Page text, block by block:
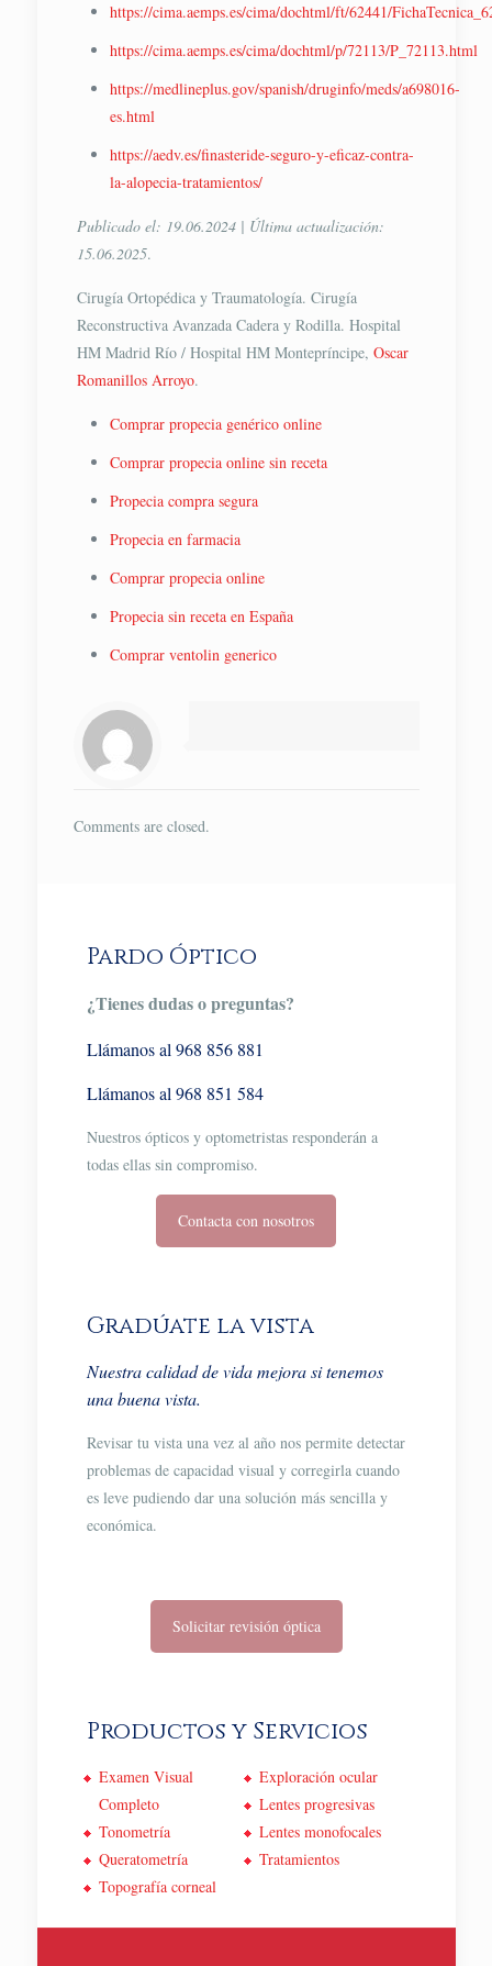
https://cima.aemps.es/cima/dochtml/ft/62441/
https://cima.aemps.es/cima/dochtml/p/72113/P_72113.html
https://medlineplus.gov/spanish/druginfo/meds/a698016-
es.html
https://aedv.es/finasteride-seguro-y-eficaz-contra-
la-alopecia-tratamientos/
Publicado el: 19.06.2024 | Última actualización:
15.06.2025.
Cirugía Ortopédica y Traumatología. Cirugía
Reconstructiva Avanzada Cadera y Rodilla. Hospital
HM Madrid Río / Hospital HM Montepríncipe, Oscar
Romanillos Arroyo.
Comprar propecia genérico online
Comprar propecia online sin receta
Propecia compra segura
Propecia en farmacia
Comprar propecia online
Propecia sin receta en España
Comprar ventolin generico
Comments are closed.
Pardo Óptico
¿Tienes dudas o preguntas?
Llámanos al 968 856 881
Llámanos al 968 851 584
Nuestros ópticos y optometristas responderán a
todas ellas sin compromiso.
Contacta con nosotros
Gradúate la vista
Nuestra calidad de vida mejora si tenemos
una buena vista.
Revisar tu vista una vez al año nos permite detectar
problemas de capacidad visual y corregirla cuando
es leve pudiendo dar una solución más sencilla y
económica.
Solicitar revisión óptica
Productos y Servicios
Examen Visual
Completo
Tonometría
Queratometría
Topografía corneal
Exploración ocular
Lentes progresivas
Lentes monofocales
Tratamientos